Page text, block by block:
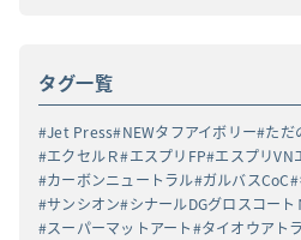
タグ一覧
Jet Press NEWタフアイボリー ただ
エクセルＲ エスプリFP エスプリVN
カーボンニュートラル ガルバスCoC
サンシオン シナールDGグロスコート
スーパーマットアート タイオウアト